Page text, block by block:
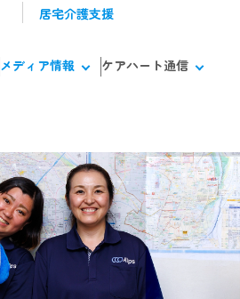
居宅介護支援
メディア情報 ケアハート通信